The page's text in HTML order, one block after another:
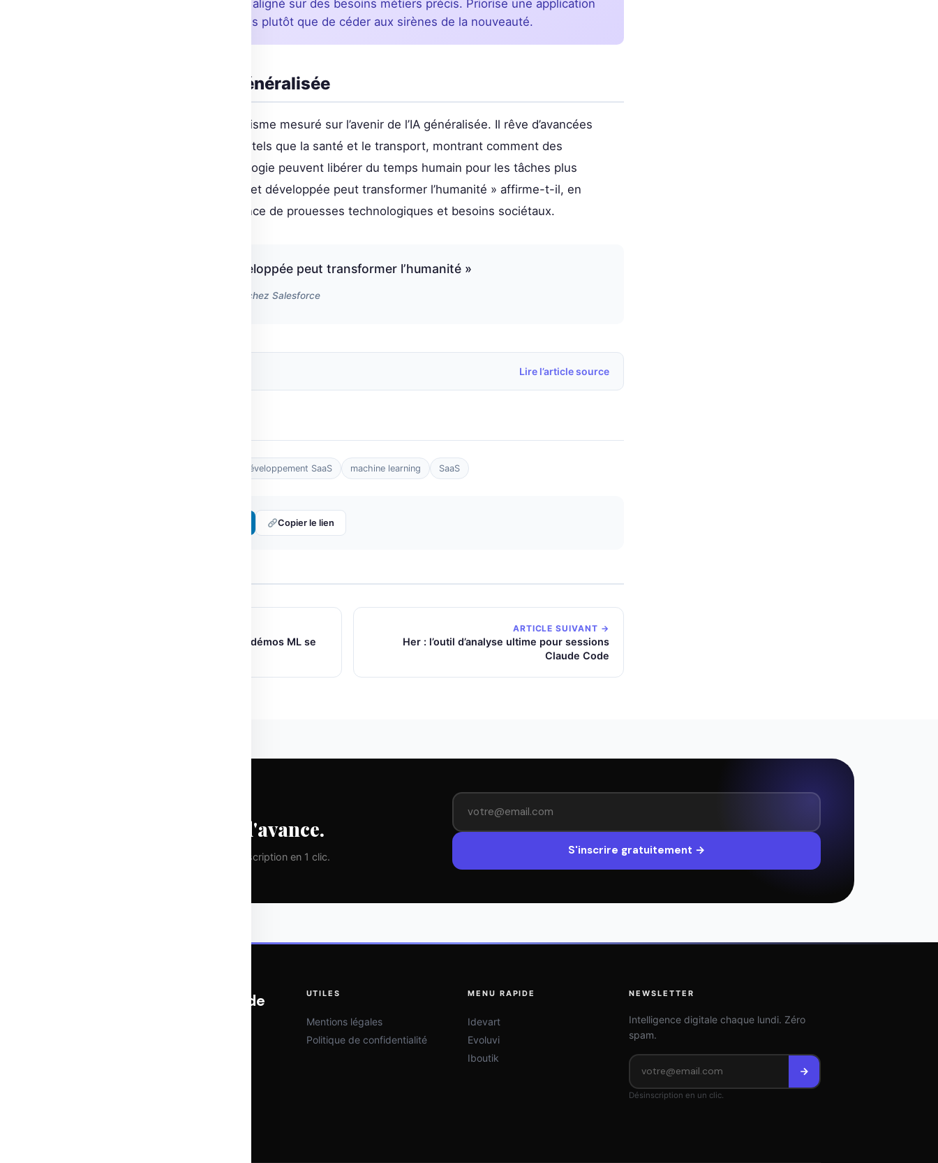
Le ML dans le SaaS doit être aligné sur des besoins métiers précis. Priorise une application
pragmatique des technologies plutôt que de céder aux sirènes de la nouveauté.
La promesse de l’IA généralisée
Omar Rahman exprime un optimisme mesuré sur l’avenir de l’IA généralisée. Il rêve d’avancées
significatives dans des secteurs tels que la santé et le transport, montrant comment des
applications comme l’IA en radiologie peuvent libérer du temps humain pour les tâches plus
complexes. « Une IA bien gérée et développée peut transformer l’humanité » affirme-t-il, en
soulignant la possible convergence de prouesses technologiques et besoins sociétaux.
« Une IA bien gérée et développée peut transformer l’humanité »
Omar Rahman, Directeur de la ML chez Salesforce
Lire l’article source
développement SaaS machine learning SaaS
Copier le lien
Gradio 3.0 : L’outil de création de démos ML se
ARTICLE SUIVANT →
Her : l’outil d’analyse ultime pour sessions
Claude Code
Prenez une longueur d'avance.
Pas de spam. Que de la valeur pure. Désinscription en 1 clic. S'inscrire gratuitement →
OTOMATIX | L'expertise du web et de
UTILES
Mentions légales
Politique de confidentialité
MENU RAPIDE
Idevart
Evoluvi
Iboutik
NEWSLETTER
Intelligence digitale chaque lundi. Zéro
spam.
Désinscription en un clic.